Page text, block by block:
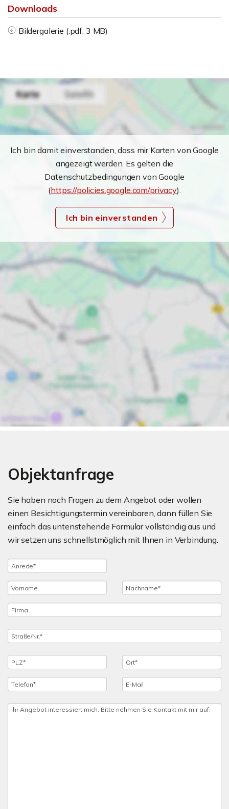
Downloads
Bildergalerie (.pdf, 3 MB)
Ich bin damit einverstanden, dass mir Karten von Google
angezeigt werden. Es gelten die
Datenschutzbedingungen von Google
(https://policies.google.com/privacy).
Ich bin einverstanden
Objektanfrage
Sie haben noch Fragen zu dem Angebot oder wollen
einen Besichtigungstermin vereinbaren, dann füllen Sie
einfach das untenstehende Formular vollständig aus und
wir setzen uns schnellstmöglich mit Ihnen in Verbindung.